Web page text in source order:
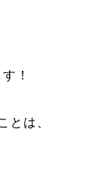
！
とは、